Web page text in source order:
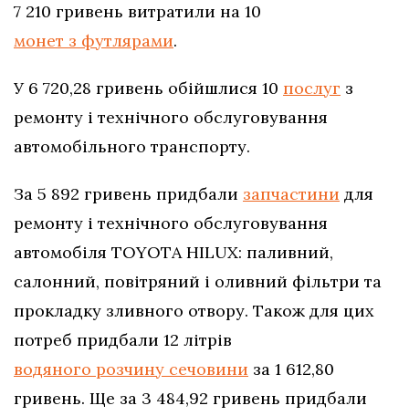
7 210 гривень витратили на 10
монет з футлярами.
У 6 720,28 гривень обійшлися 10 послуг з
ремонту і технічного обслуговування
автомобільного транспорту.
За 5 892 гривень придбали запчастини для
ремонту і технічного обслуговування
автомобіля TOYOTA HILUX: паливний,
салонний, повітряний і оливний фільтри та
прокладку зливного отвору. Також для цих
потреб придбали 12 літрів
водяного розчину сечовини за 1 612,80
гривень. Ще за 3 484,92 гривень придбали